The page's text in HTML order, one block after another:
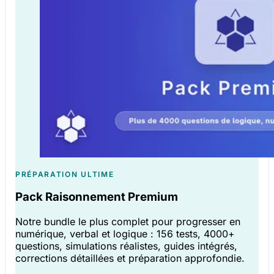
PRÉPARATION ULTIME
Pack Raisonnement Premium
Notre bundle le plus complet pour progresser en
numérique, verbal et logique : 156 tests, 4000+
questions, simulations réalistes, guides intégrés,
corrections détaillées et préparation approfondie.